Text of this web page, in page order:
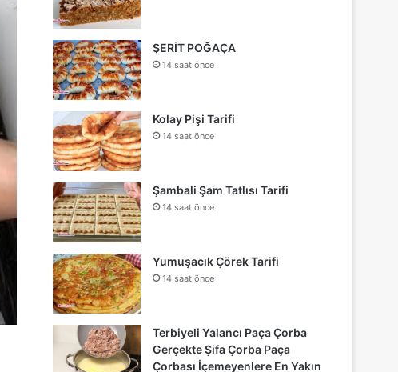
ŞERİT POĞAÇA
14 saat önce
Kolay Pişi Tarifi
14 saat önce
Şambali Şam Tatlısı Tarifi
14 saat önce
Yumuşacık Çörek Tarifi
14 saat önce
Terbiyeli Yalancı Paça Çorba
Gerçekte Şifa Çorba Paça
Çorbası İçemeyenlere En Yakın